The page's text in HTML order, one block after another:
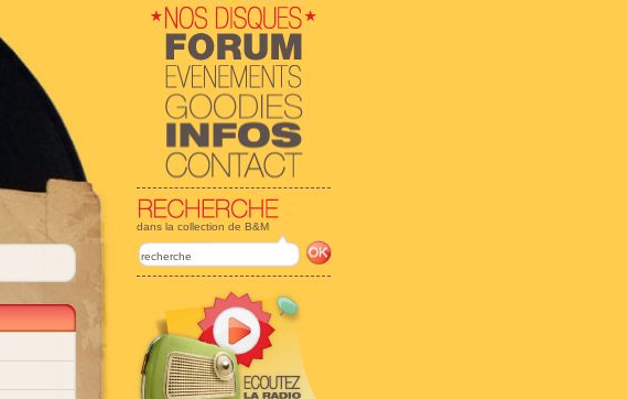
dans la collection de B&M